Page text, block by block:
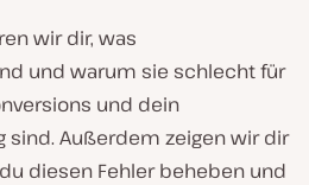
wir dir, was
und warum sie schlecht für
und dein
sind. Außerdem zeigen wir dir
diesen Fehler beheben und